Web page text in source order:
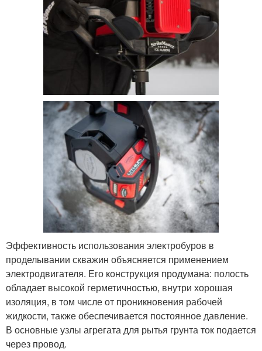
Эффективность использования электробуров в
проделывании скважин объясняется применением
электродвигателя. Его конструкция продумана: полость
обладает высокой герметичностью, внутри хорошая
изоляция, в том числе от проникновения рабочей
жидкости, также обеспечивается постоянное давление.
В основные узлы агрегата для рытья грунта ток подается
через провод.